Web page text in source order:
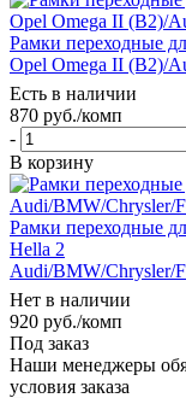
Рамки переходные
Opel Omega II (B2)/
Есть в наличии
870 руб./комп
-
В корзину
Рамки переходные
Hella 2
Audi/BMW/Chrysler/
Нет в наличии
920 руб./комп
Под заказ
Наши менеджеры
условия заказа